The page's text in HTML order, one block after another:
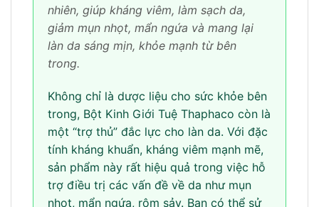
nhiên, giúp kháng viêm, làm sạch da,
giảm mụn nhọt, mẩn ngứa và mang lại
làn da sáng mịn, khỏe mạnh từ bên
trong.
Không chỉ là dược liệu cho sức khỏe bên
trong, Bột Kinh Giới Tuệ Thaphaco còn là
một “trợ thủ” đắc lực cho làn da. Với đặc
tính kháng khuẩn, kháng viêm mạnh mẽ,
sản phẩm này rất hiệu quả trong việc hỗ
trợ điều trị các vấn đề về da như mụn
nhọt, mẩn ngứa, rôm sảy. Bạn có thể sử